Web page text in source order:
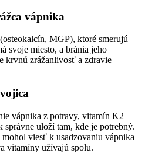
vápnika
MGP), ktoré smerujú
svoje miesto, a bránia jeho
krvnú zrážanlivosť a zdravie
vápnika z potravy, vitamín K2
správne uloží tam, kde je potrebný.
viesť k usadzovaniu vápnika
vitamíny užívajú spolu.